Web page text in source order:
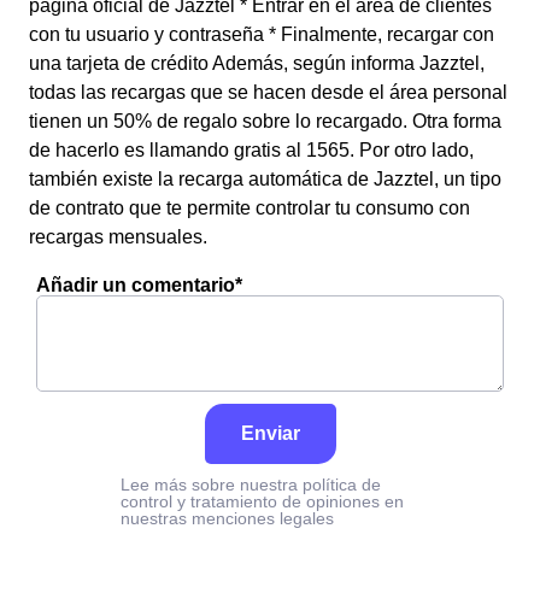
página oficial de Jazztel * Entrar en el área de clientes
con tu usuario y contraseña * Finalmente, recargar con
una tarjeta de crédito Además, según informa Jazztel,
todas las recargas que se hacen desde el área personal
tienen un 50% de regalo sobre lo recargado. Otra forma
de hacerlo es llamando gratis al 1565. Por otro lado,
también existe la recarga automática de Jazztel, un tipo
de contrato que te permite controlar tu consumo con
recargas mensuales.
Añadir un comentario*
Enviar
Lee más sobre nuestra política de
control y tratamiento de opiniones en
nuestras menciones legales